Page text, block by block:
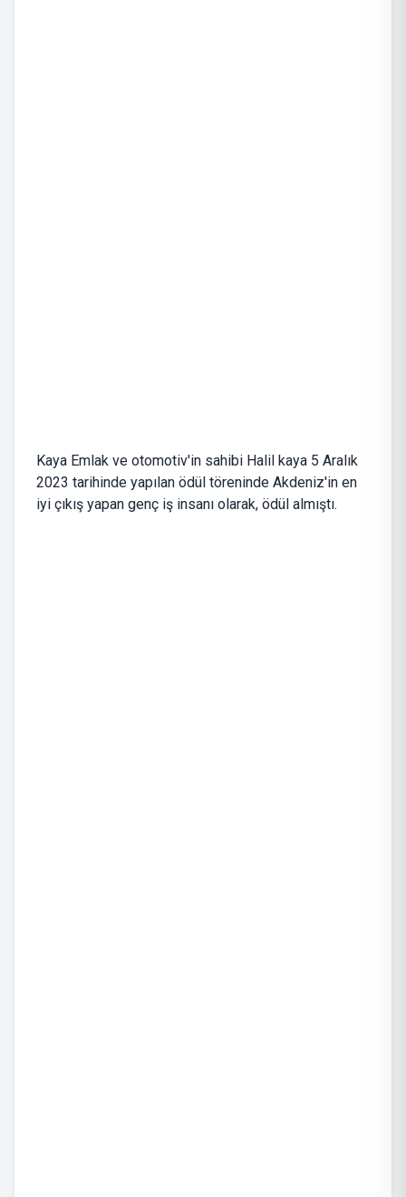
Kaya Emlak ve otomotiv'in sahibi Halil kaya 5 Aralık
2023 tarihinde yapılan ödül töreninde Akdeniz'in en
iyi çıkış yapan genç iş insanı olarak, ödül almıştı.